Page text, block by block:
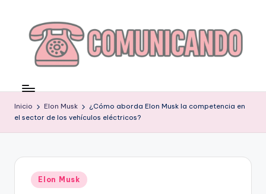
contenido
O
M
U
N
Inicio Elon Musk
¿Cómo aborda Elon Musk la competencia en
el sector de los vehículos eléctricos?
Publicado
en
Elon Musk